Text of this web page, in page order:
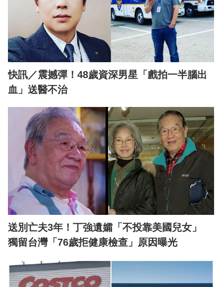
快訊／震撼彈！48歲資深男星「戲拍一半腦出
血」送醫不治
送別亡夫3年！丁強遺孀「不投靠美國兒女」
獨留台灣「76歲拒健康檢查」原因曝光